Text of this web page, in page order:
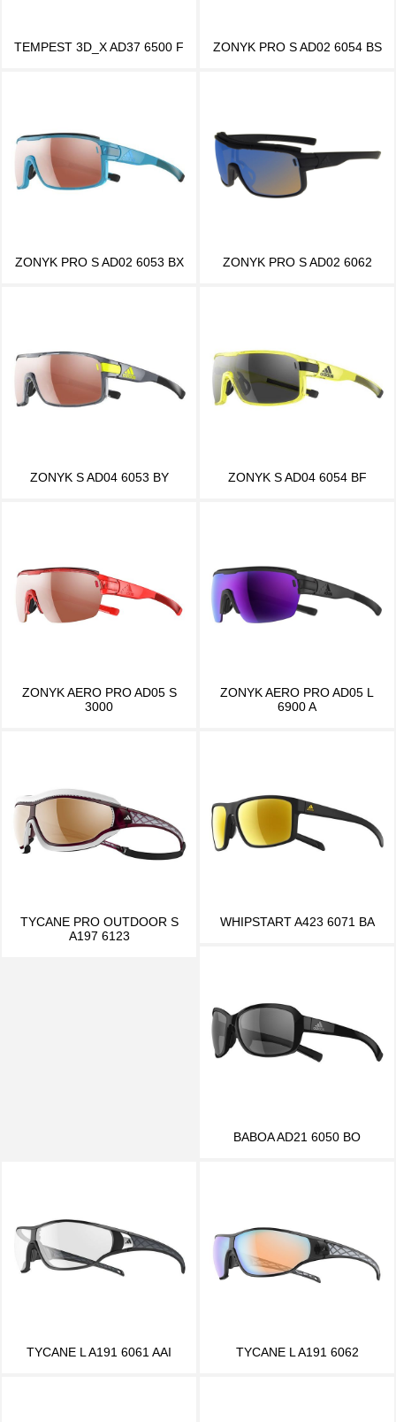
TEMPEST 3D_X AD37 6500 F ZONYK PRO S AD02 6054 BS
ZONYK PRO S AD02 6053 BX ZONYK PRO S AD02 6062
ZONYK S AD04 6053 BY ZONYK S AD04 6054 BF
ZONYK AERO PRO AD05 S
3000
ZONYK AERO PRO AD05 L
6900 A
TYCANE PRO OUTDOOR S
A197 6123
WHIPSTART A423 6071 BA
BABOA AD21 6050 BO
TYCANE L A191 6061 AAI TYCANE L A191 6062